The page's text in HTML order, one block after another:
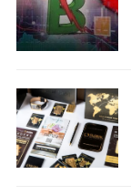
重仓股行业分布
仓”